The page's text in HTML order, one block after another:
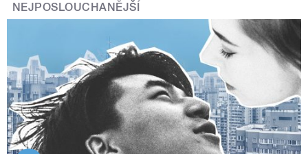
NEJPOSLOUCHANĚJŠÍ